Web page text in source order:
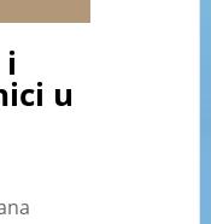
i
u